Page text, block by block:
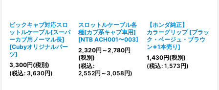
ビックキャブ対応スロ
ットルケーブル[スーパ
ーカブ用ノーマル長]
[Cubyオリジナルパー
ツ]
3,300円(税別)
(税込: 3,630円)
スロットルケーブル各
種[カブ系キャブ車用]
[NTB ACH001〜003]
2,320円 ～2,780円
(税別)
(税込:
2,552円 ～3,058円)
【ホンダ純正】
カラーグリップ [ブラッ
ク・ベージュ・ブラウ
ン※1本売り]
1,430円(税別)
(税込: 1,573円)